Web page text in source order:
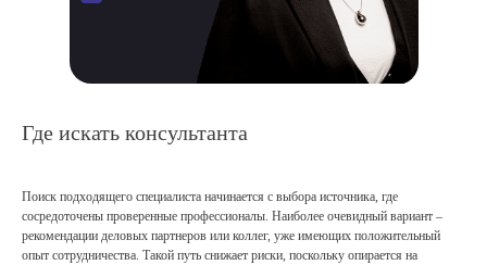
Где искать консультанта
Поиск подходящего специалиста начинается с выбора источника, где
сосредоточены проверенные профессионалы. Наиболее очевидный вариант –
рекомендации деловых партнеров или коллег, уже имеющих положительный
опыт сотрудничества. Такой путь снижает риски, поскольку опирается на